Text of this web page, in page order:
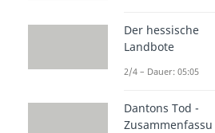
Der hessische
Landbote
2/4 – Dauer: 05:05
Dantons Tod -
Zusammenfassu